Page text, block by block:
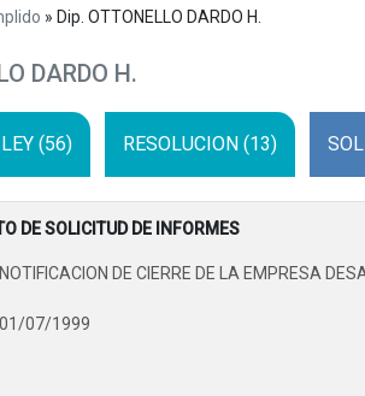
» Dip. OTTONELLO DARDO H.
DARDO H.
LEY (56) RESOLUCION (13)
DE SOLICITUD DE INFORMES
DE CIERRE DE LA EMPRESA
07/1999